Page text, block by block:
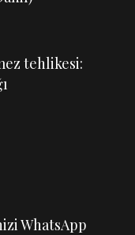
tehlikesi:
WhatsApp